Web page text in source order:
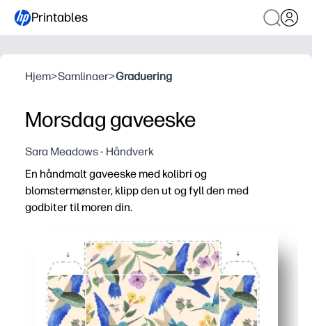
Printables
Hjem>Samlinaer>Graduering
Morsdag gaveeske
Sara Meadows - Håndverk
En håndmalt gaveeske med kolibri og
blomstermønster, klipp den ut og fyll den med
godbiter til moren din.
Du kan skrive ut på standardpapir eller kartong,
Du kan bruke den hjemme eller i klassen - minimale
Du tilpasser den med et navn, klistremerker eller en
Du får en akkurat riktig størrelse for små